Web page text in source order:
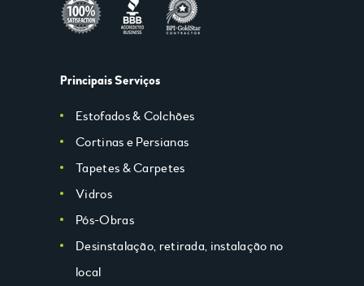
Principais Serviços
Estofados & Colchões
Cortinas e Persianas
Tapetes & Carpetes
Vidros
Pós-Obras
Desinstalação, retirada, instalação no
local